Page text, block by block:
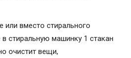
или вместо стирального
стиральную машинку 1 стакан
очистит вещи,